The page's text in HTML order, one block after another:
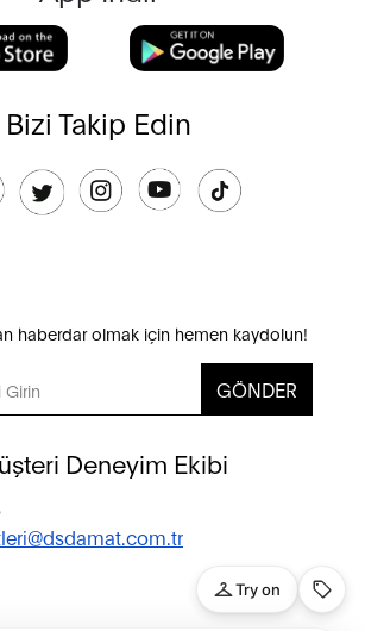
Bizi Takip Edin
haberdar olmak için hemen kaydolun!
GÖNDER
Deneyim Ekibi